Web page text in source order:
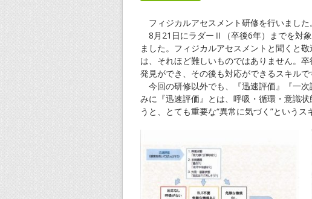
フィジカルアセスメント研修を行いました。
8月21日にラダーⅡ（卒後6年）までを対
ました。フィジカルアセスメントと聞くと
は、それほど難しいものではありません。
発見ができ、その後も対応ができるスキルで
今回の研修以外でも、『迅速評価』『一
みに『迅速評価』とは、呼吸・循環・意識
うと、とても重要な“異常に気づく”というス